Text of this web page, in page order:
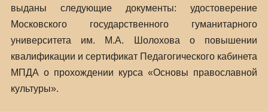
выданы следующие документы: удостоверение
Московского государственного гуманитарного
университета им. М.А. Шолохова о повышении
квалификации и сертификат Педагогического кабинета
МПДА о прохождении курса «Основы православной
культуры».